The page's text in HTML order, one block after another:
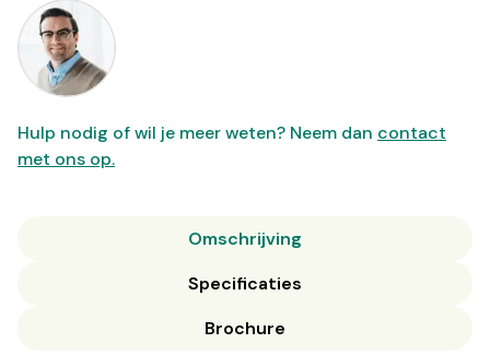
Hulp nodig of wil je meer weten? Neem dan contact
met ons op.
Omschrijving
Specificaties
Brochure